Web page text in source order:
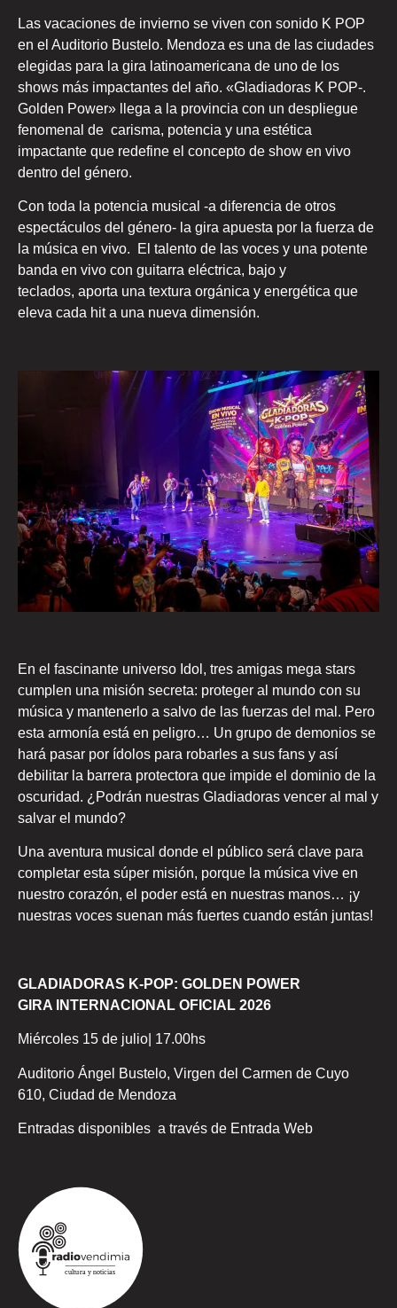
Las vacaciones de invierno se viven con sonido K POP
en el Auditorio Bustelo. Mendoza es una de las ciudades
elegidas para la gira latinoamericana de uno de los
shows más impactantes del año. «Gladiadoras K POP-.
Golden Power» llega a la provincia con un despliegue
fenomenal de carisma, potencia y una estética
impactante que redefine el concepto de show en vivo
dentro del género.
Con toda la potencia musical -a diferencia de otros
espectáculos del género- la gira apuesta por la fuerza de
la música en vivo. El talento de las voces y una potente
banda en vivo con guitarra eléctrica, bajo y
teclados, aporta una textura orgánica y energética que
eleva cada hit a una nueva dimensión.
En el fascinante universo Idol, tres amigas mega stars
cumplen una misión secreta: proteger al mundo con su
música y mantenerlo a salvo de las fuerzas del mal. Pero
esta armonía está en peligro… Un grupo de demonios se
hará pasar por ídolos para robarles a sus fans y así
debilitar la barrera protectora que impide el dominio de la
oscuridad. ¿Podrán nuestras Gladiadoras vencer al mal y
salvar el mundo?
Una aventura musical donde el público será clave para
completar esta súper misión, porque la música vive en
nuestro corazón, el poder está en nuestras manos… ¡y
nuestras voces suenan más fuertes cuando están juntas!
GLADIADORAS K-POP: GOLDEN POWER
GIRA INTERNACIONAL OFICIAL 2026
Miércoles 15 de julio| 17.00hs
Auditorio Ángel Bustelo, Virgen del Carmen de Cuyo
610, Ciudad de Mendoza
Entradas disponibles a través de Entrada Web